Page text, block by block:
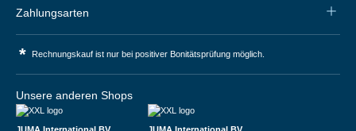
Zahlungsarten
* Rechnungskauf ist nur bei positiver Bonitätsprüfung möglich.
Unsere anderen Shops